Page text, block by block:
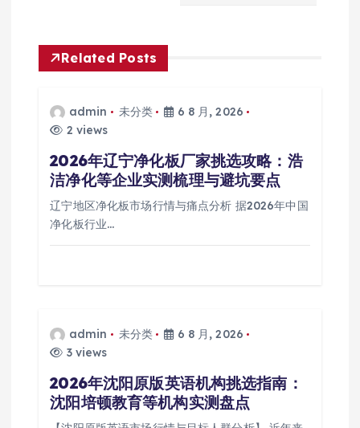
Related Posts
admin 未分类
6 8 月, 2026
2 views
2026年辽宁净化板厂家挑选攻略：浩
洁净化等企业实测梳理与避坑要点
辽宁地区净化板市场行情与痛点分析 据2026年中国
净化板行业…
admin 未分类
6 8 月, 2026
3 views
2026年沈阳原版英语机构挑选指南：
沈阳培顿教育等机构实测盘点